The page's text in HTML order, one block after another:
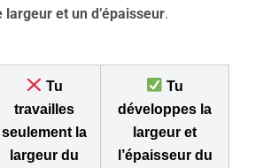
et un d’épaisseur.
Tu
travailles
seulement la
largeur du
Tu
développes la
largeur et
l’épaisseur du